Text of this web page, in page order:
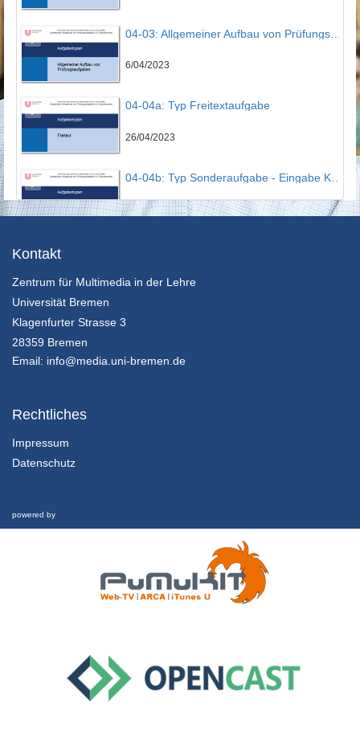
6/04/2023
04-04a: Typ Freitextaufgabe
26/04/2023
26/04/2023
26/04/2023
04-04i: Typ Drag&Drop - Textfelder
Kontakt
Zentrum für Multimedia in der Lehre
Universität Bremen
Klagenfurter Strasse 3
28359 Bremen
Email: info@media.uni-bremen.de
Rechtliches
Impressum
Datenschutz
powered by